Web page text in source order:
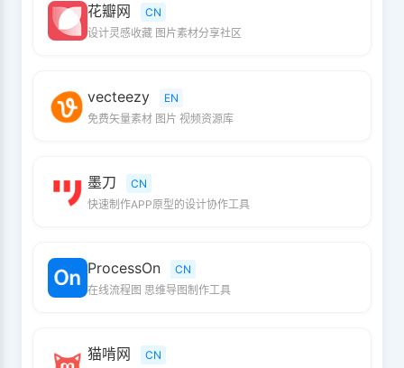
花瓣网
CN
设计灵感收藏 图片素材分享社区
vecteezy
EN
免费矢量素材 图片 视频资源库
墨刀
CN
快速制作APP原型的设计协作工具
ProcessOn
CN
在线流程图 思维导图制作工具
猫啃网
CN